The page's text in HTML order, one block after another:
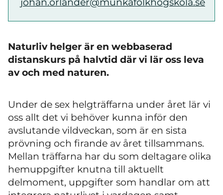
Naturliv helger är en webbaserad
distanskurs på halvtid där vi lär oss leva
av och med naturen.
Under de sex helgträffarna under året lär vi
oss allt det vi behöver kunna inför den
avslutande vildveckan, som är en sista
prövning och firande av året tillsammans.
Mellan träffarna har du som deltagare olika
hemuppgifter knutna till aktuellt
delmoment, uppgifter som handlar om att